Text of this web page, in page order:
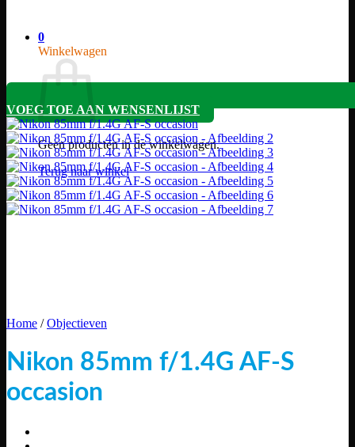
0
Winkelwagen
Geen producten in de winkelwagen.
Terug naar winkel
VOEG TOE AAN WENSENLIJST
Home / Objectieven
Nikon 85mm f/1.4G AF-S
occasion